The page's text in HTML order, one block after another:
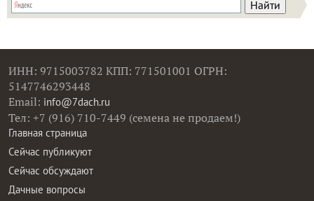
ИНН: 9715003782 КПП: 771501001 ОГРН:
5147746293448
Email: info@7dach.ru
Тел: +7 (916) 710-7449 (семена не продаем!)
Главная страница
Сейчас публикуют
Сейчас обсуждают
Дачные вопросы